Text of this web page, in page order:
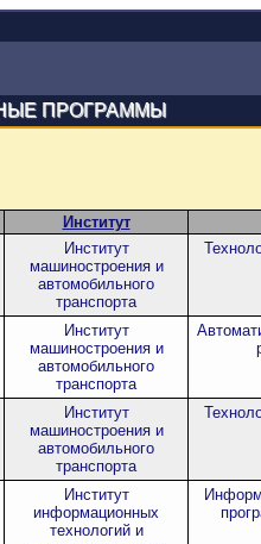
ПРОГРАММЫ
Институт
Институт
машиностроения и
автомобильного
транспорта
Институт
машиностроения и
автомобильного
транспорта
Институт
машиностроения и
автомобильного
транспорта
Институт
информационных
технологий и